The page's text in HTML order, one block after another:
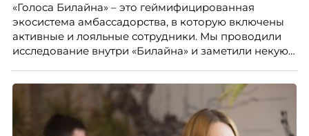
«Голоса Билайна» – это геймифицированная
экосистема амбассадорства, в которую включены
активные и лояльные сотрудники. Мы проводили
исследование внутри «Билайна» и заметили некую
благодарности и публичного признания.